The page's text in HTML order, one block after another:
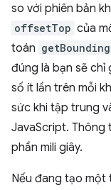
so với phiên bản
offsetTop của
toán
đúng là bạn sẽ chỉ
số ít lần trên mỗi
sức khi tập trung
JavaScript.
phần mili giây.
Nếu đang tạo